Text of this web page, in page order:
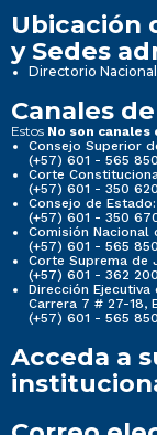
Ubicación
y Sedes
Directorio Nacional
Canales
Estos No son
Consejo Superior
(+57) 601 - 565
Corte
(+57) 601 - 350
Consejo de Estado:
(+57) 601 - 350
Comisión Nacional
(+57) 601 - 565
Corte Suprema de
(+57) 601 - 362
Dirección
Carrera 7 # 27-18,
(+57) 601 - 565
Acceda a